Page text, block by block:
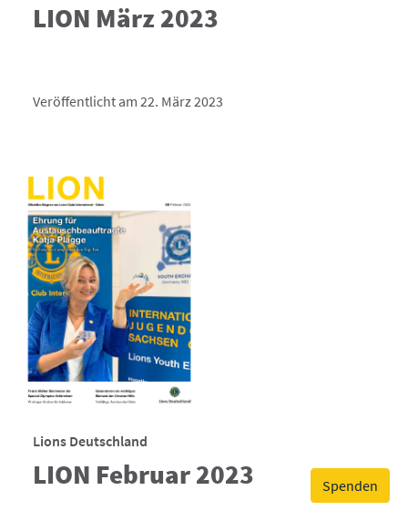
Spenden
LION März 2023
Veröffentlicht am 22. März 2023
Lions Deutschland
LION Februar 2023